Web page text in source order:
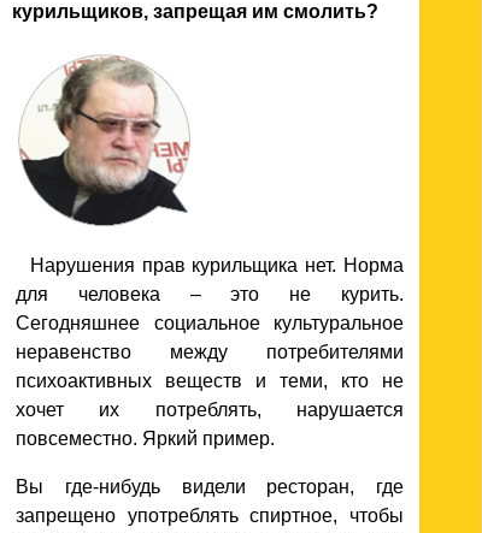
курильщиков, запрещая им смолить?
Нарушения прав курильщика нет. Норма
для человека – это не курить.
Сегодняшнее социальное культуральное
неравенство между потребителями
психоактивных веществ и теми, кто не
хочет их потреблять, нарушается
повсеместно. Яркий пример.
Вы где-нибудь видели ресторан, где
запрещено употреблять спиртное, чтобы